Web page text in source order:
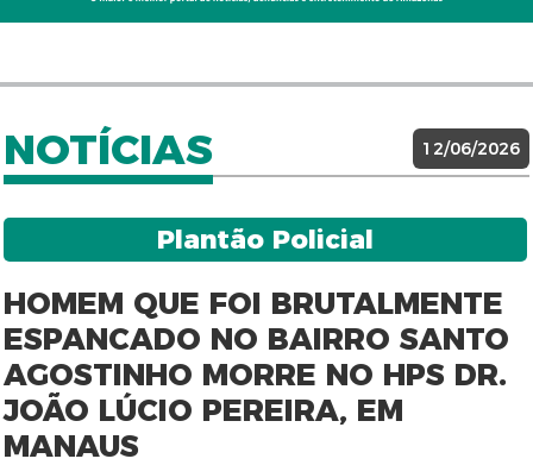
NOTÍCIAS 12/06/2026
Plantão Policial
HOMEM QUE FOI BRUTALMENTE
ESPANCADO NO BAIRRO SANTO
AGOSTINHO MORRE NO HPS DR.
JOÃO LÚCIO PEREIRA, EM
MANAUS